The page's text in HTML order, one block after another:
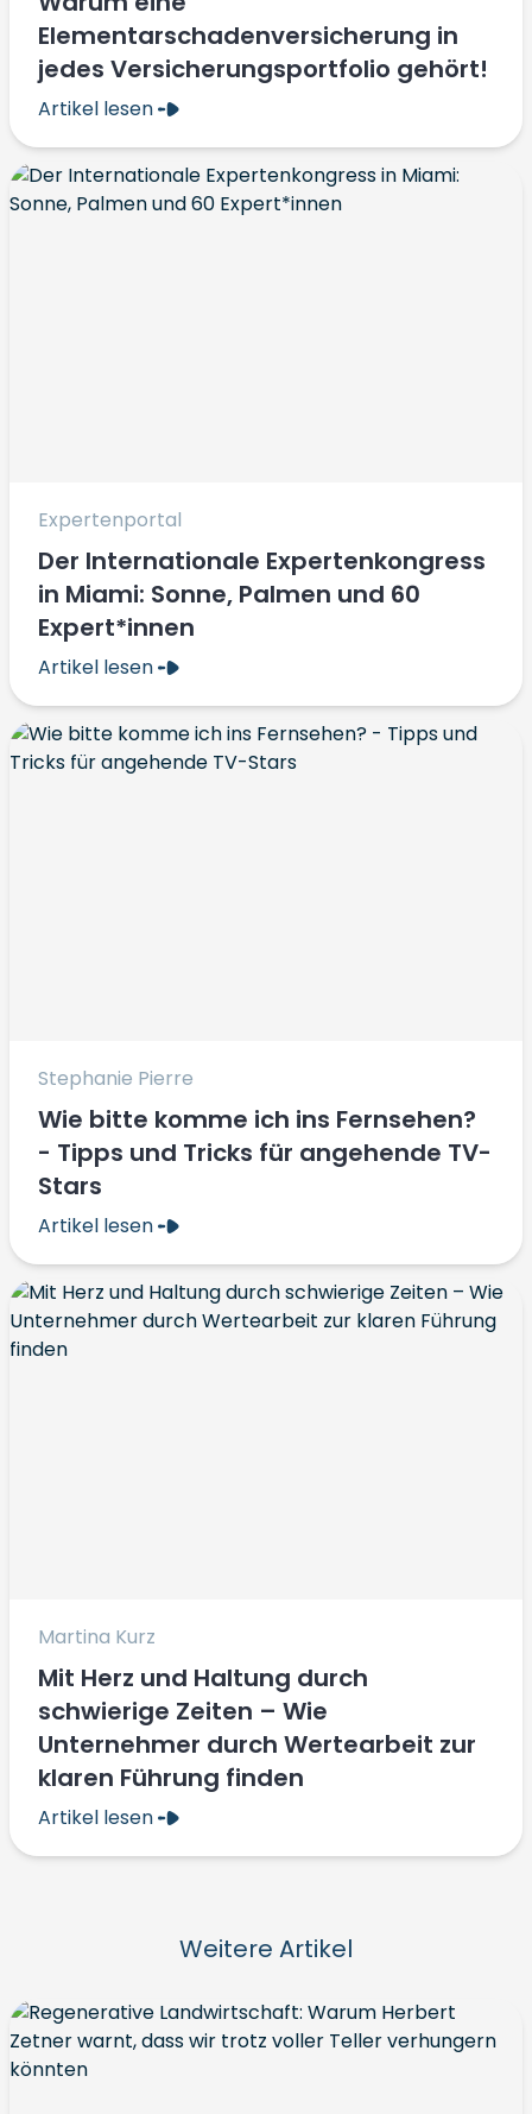
Elementarschadenversicherung in
jedes Versicherungsportfolio gehört!
Artikel lesen
Expertenportal
Der Internationale Expertenkongress
in Miami: Sonne, Palmen und 60
Expert*innen
Artikel lesen
Stephanie Pierre
Wie bitte komme ich ins Fernsehen?
- Tipps und Tricks für angehende TV-
Stars
Artikel lesen
Martina Kurz
Mit Herz und Haltung durch
schwierige Zeiten – Wie
Unternehmer durch Wertearbeit zur
klaren Führung finden
Artikel lesen
Weitere Artikel